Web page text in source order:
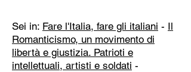
Sei in: Fare l'Italia, fare gli italiani - Il
Romanticismo, un movimento di
libertà e giustizia. Patrioti e
intellettuali, artisti e soldati -